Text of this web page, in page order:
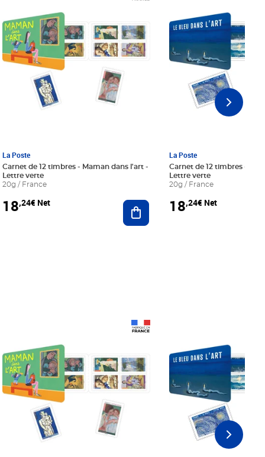
au panier
La Poste
Carnet de 12 timbres - Maman dans l'art -
Lettre verte
20g / France
18,24€ Net Ajouter au panier
La Poste
Carnet de 12 timbres - Le
Lettre verte
20g / France
18,24€ Net